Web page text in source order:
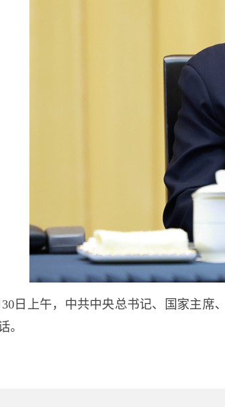
30日上午，中共中央总书记、国家主席
。